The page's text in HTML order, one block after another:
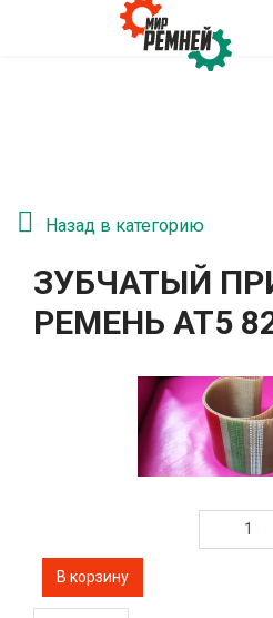
Назад в категорию
ЗУБЧАТЫЙ
РЕМЕНЬ АТ5